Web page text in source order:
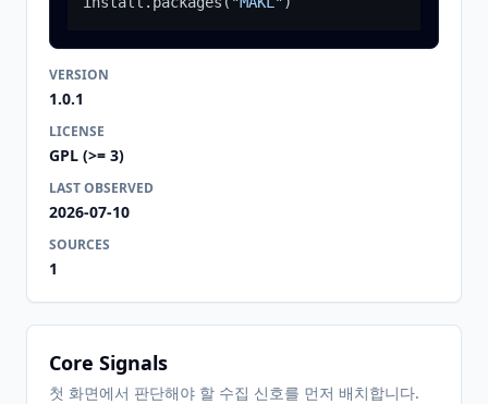
VERSION
1.0.1
LICENSE
GPL (>= 3)
LAST OBSERVED
2026-07-10
SOURCES
1
Core Signals
첫 화면에서 판단해야 할 수집 신호를 먼저 배치합니다.